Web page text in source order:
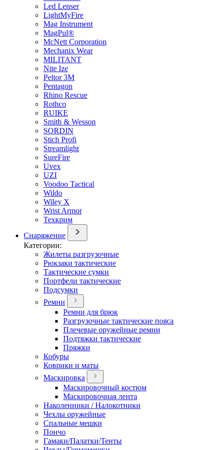
Led Lenser
LightMyFire
Mag Instrument
MagPul®
McNett Corporation
Mechanix Wear
MILITANT
Nite Ize
Peltor 3M
Pentagon
Rhino Rescue
Rothco
RUIKE
Smith & Wesson
SORDIN
Stich Profi
Streamlight
SureFire
Uvex
UZI
Voodoo Tactical
Wildo
Wiley X
Wrist Armor
Техкрим
Снаряжение
Категории:
Жилеты разгрузочные
Рюкзаки тактические
Тактические сумки
Портфели тактические
Подсумки
Ремни
Ремни для брюк
Разгрузочные тактические пояса
Плечевые оружейные ремни
Подтяжки тактические
Пряжки
Кобуры
Коврики и маты
Маскировка
Маскировочный костюм
Маскировочная лента
Наколенники / Налокотники
Чехлы оружейные
Спальные мешки
Пончо
Гамаки/Палатки/Тенты